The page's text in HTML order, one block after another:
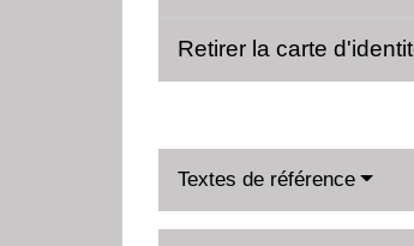
Retirer la carte
Textes de référence